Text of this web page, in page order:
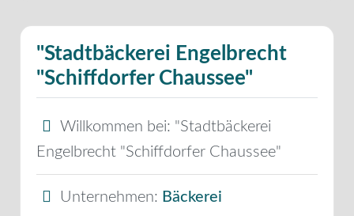
"Stadtbäckerei Engelbrecht
"Schiffdorfer Chaussee"
Willkommen bei: "Stadtbäckerei
Engelbrecht "Schiffdorfer Chaussee"
Unternehmen: Bäckerei